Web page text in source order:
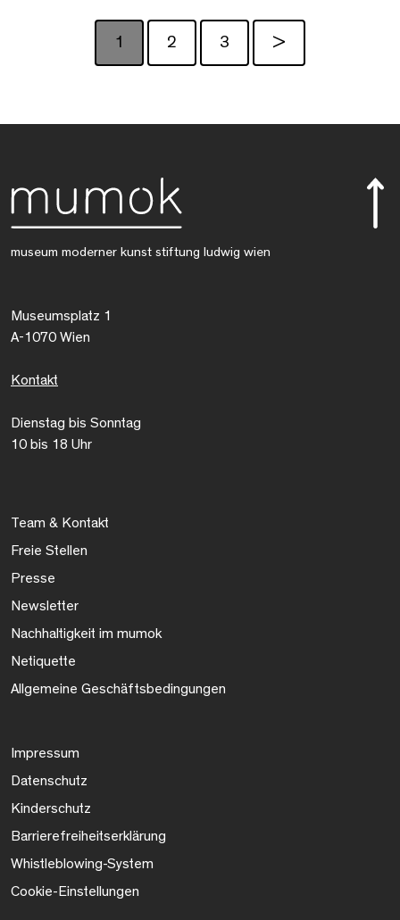
1 2 3 >
museum moderner kunst stiftung ludwig wien
Museumsplatz 1
A-1070 Wien
Kontakt
Dienstag bis Sonntag
10 bis 18 Uhr
Team & Kontakt
Freie Stellen
Presse
Newsletter
Nachhaltigkeit im mumok
Netiquette
Allgemeine Geschäftsbedingungen
Impressum
Datenschutz
Kinderschutz
Barrierefreiheitserklärung
Whistleblowing-System
Cookie-Einstellungen